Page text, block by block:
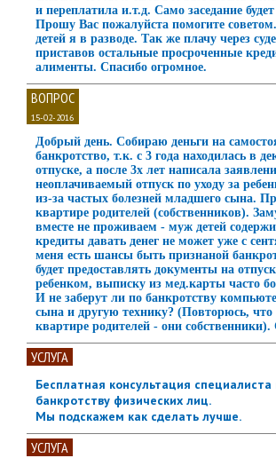
и переплатила и.т.д. Само заседание
Прошу Вас пожалуйста помогите
детей я в разводе. Так же плачу через
приставов остальные просроченные
алименты. Спасибо огромное.
ВОПРОС
15-02-2016
Добрый день. Собираю деньги на
банкротство, т.к. с 3 года находилась в
отпуске, а после 3х лет написала
неоплачиваемый отпуск по уходу за
из-за частых болезней младшего сына.
квартире родителей (собственников).
вместе не проживаем - муж детей
кредиты давать денег не может уже с
меня есть шансы быть признаной
будет предоставлять документы на
ребенком, выписку из мед.карты часто
И не заберут ли по банкротству
сына и другую технику? (Повторюсь, что
квартире родителей - они собственники).
УСЛУГА
Бесплатная консультация специалиста
банкротству физических лиц.
Мы подскажем как сделать лучше.
УСЛУГА